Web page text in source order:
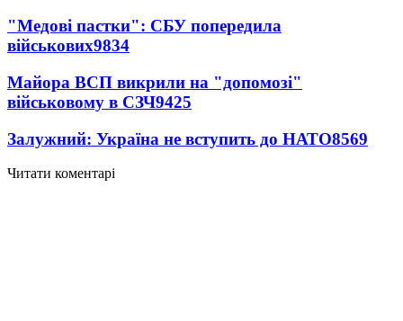
"Медові пастки": СБУ попередила
військових9834
Майора ВСП викрили на "допомозі"
військовому в СЗЧ9425
Залужний: Україна не вступить до НАТО8569
Читати коментарі